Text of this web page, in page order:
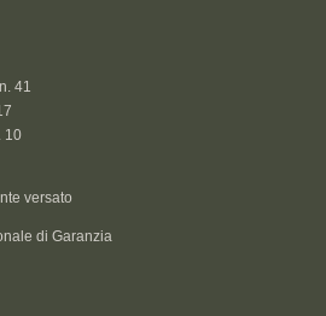
41
10
versato
di Garanzia